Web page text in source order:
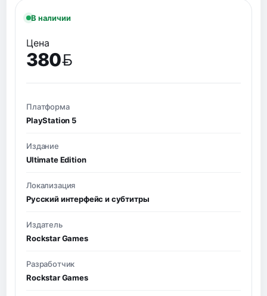
В наличии
Цена
380
BYN
Платформа
PlayStation 5
Издание
Ultimate Edition
Локализация
Русский интерфейс и субтитры
Издатель
Rockstar Games
Разработчик
Rockstar Games